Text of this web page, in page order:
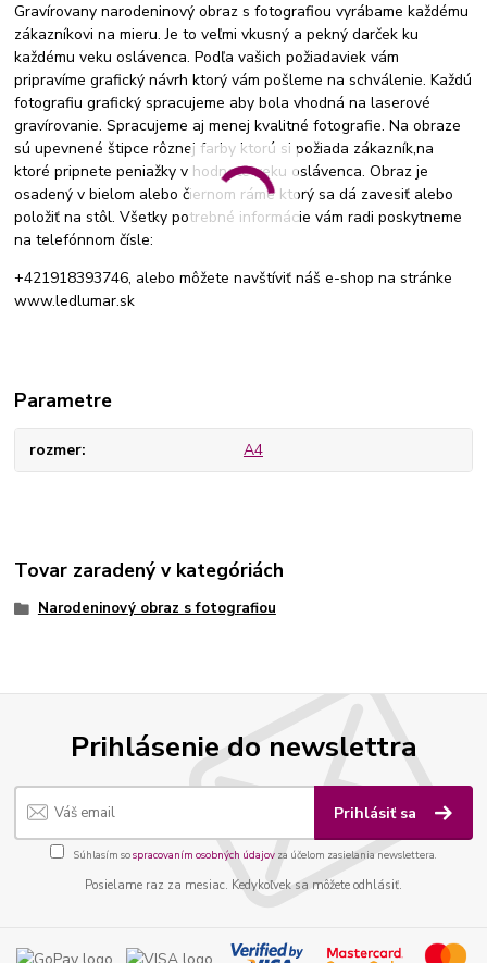
Gravírovany narodeninový obraz s fotografiou vyrábame každému
zákazníkovi na mieru. Je to veľmi vkusný a pekný darček ku
každému veku oslávenca. Podľa vašich požiadaviek vám
pripravíme grafický návrh ktorý vám pošleme na schválenie. Každú
fotografiu grafický spracujeme aby bola vhodná na laserové
gravírovanie. Spracujeme aj menej kvalitné fotografie. Na obraze
sú upevnené štipce rôznej farby ktorú si požiada zákazník,na
ktoré pripnete peniažky v hodnote veku oslávenca. Obraz je
osadený v bielom alebo čiernom ráme ktorý sa dá zavesiť alebo
položiť na stôl. Všetky potrebné informácie vám radi poskytneme
na telefónnom čísle:
+421918393746, alebo môžete navštíviť náš e-shop na stránke
www.ledlumar.sk
Parametre
rozmer A4
Tovar zaradený v kategóriách
Narodeninový obraz s fotografiou
Prihlásenie do newslettra
Prihlásiť sa
Súhlasím sospracovaním osobných údajov za účelom zasielania newslettera.
Posielame raz za mesiac. Kedykoľvek sa môžete odhlásiť.